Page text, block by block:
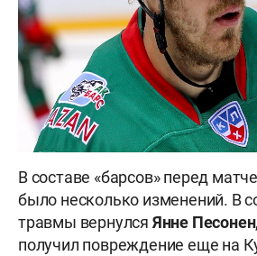
В составе «барсов» перед
было несколько изменений. В
травмы вернулся Янне Песонен
получил повреждение еще на